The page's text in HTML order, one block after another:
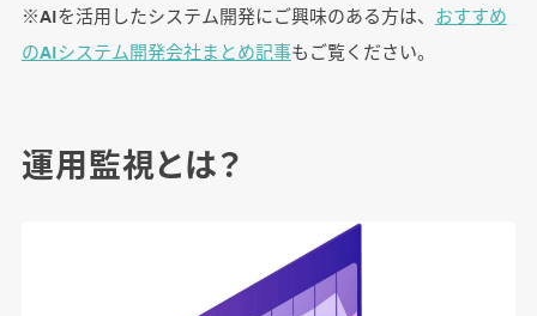
Vectra
さいごに
※AIを活用したシステム開発にご興味のある方は、 おすすめ
のAIシステム開発会社まとめ記事もご覧ください。
運用監視とは？